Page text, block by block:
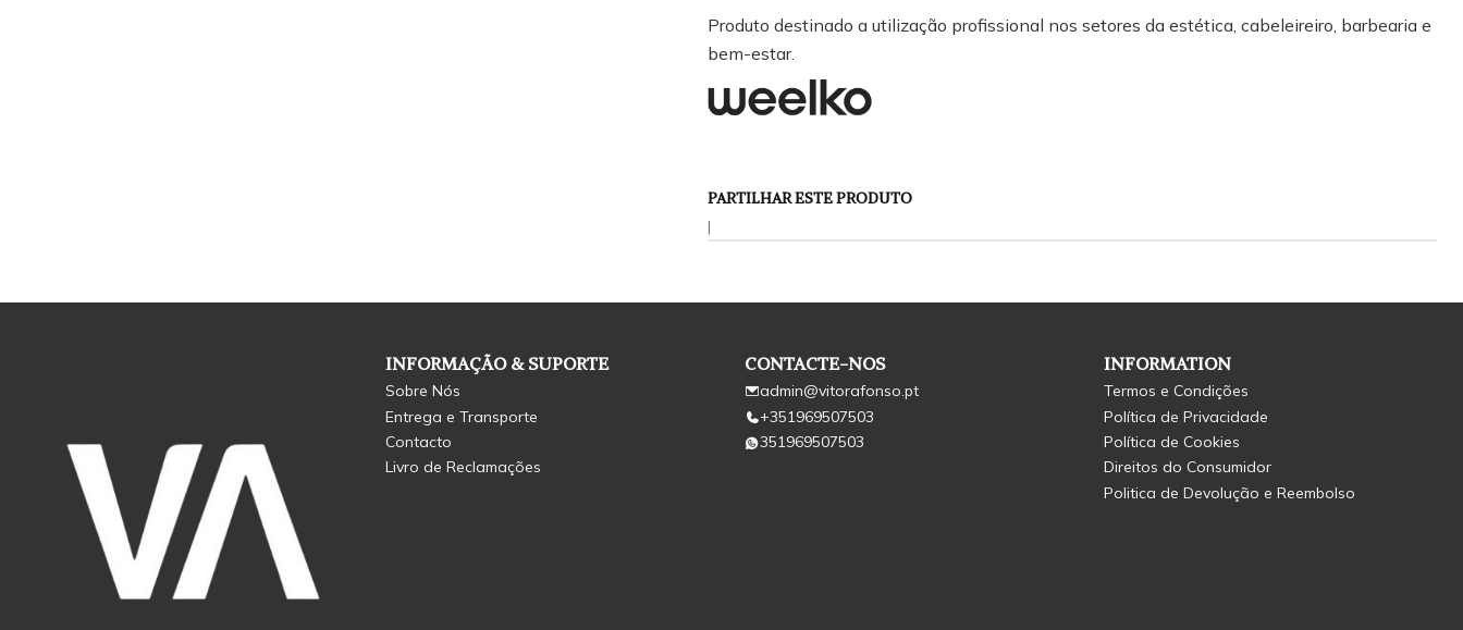
Produto destinado a utilização profissional nos setores da estética, cabeleireiro, barbearia e
bem-estar.
PARTILHAR ESTE PRODUTO
|
INFORMAÇÃO & SUPORTE
Sobre Nós
Entrega e Transporte
Contacto
Livro de Reclamações
CONTACTE-NOS
admin@vitorafonso.pt
+351969507503
351969507503
INFORMATION
Termos e Condições
Política de Privacidade
Política de Cookies
Direitos do Consumidor
Politica de Devolução e Reembolso